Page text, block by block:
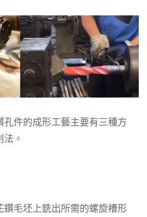
孔件的成形工藝主要有三種方
。
鑽毛坯上銑出所需的螺旋槽形